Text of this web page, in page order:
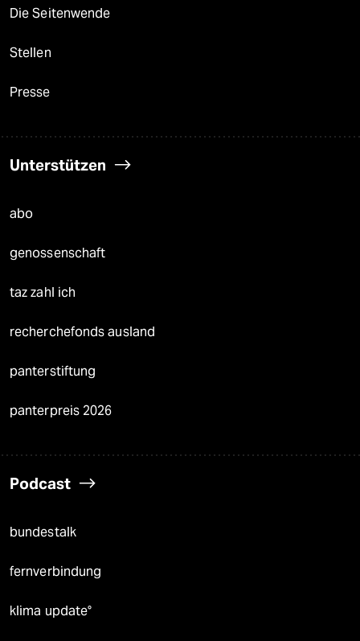
Die Seitenwende
Stellen
Presse
Unterstützen
abo
genossenschaft
taz zahl ich
recherchefonds ausland
panterstiftung
panterpreis 2026
Podcast
bundestalk
fernverbindung
klima update°